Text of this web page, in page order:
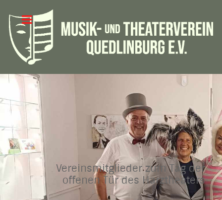
Vereinsmitglieder zum Tag der
offenen Tür des Harztheaters